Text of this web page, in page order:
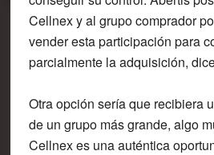
Cellnex y al grupo comprador
vender esta participación para
parcialmente la adquisición,
Otra opción sería que recibiera
de un grupo más grande, algo
Cellnex es una auténtica